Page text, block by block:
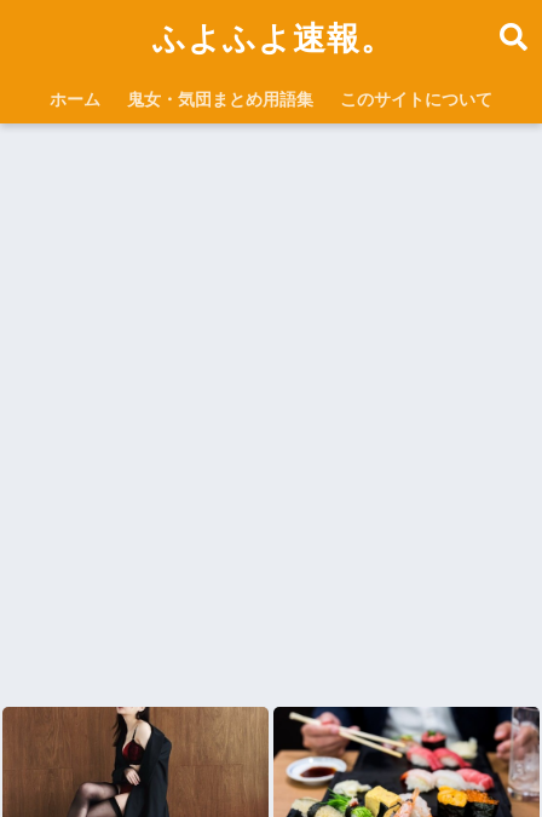
ふよふよ速報。
ホーム 鬼女・気団まとめ用語集 このサイトについて